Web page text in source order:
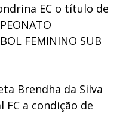
EC o título de
FEMININO SUB
Brendha da Silva
a condição de